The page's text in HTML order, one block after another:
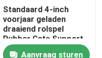
Standaard 4-inch
voorjaar geladen
draaiend rolspel
Rubber Gate Support
Wheels voor efficiëntie
Aanvraag sturen